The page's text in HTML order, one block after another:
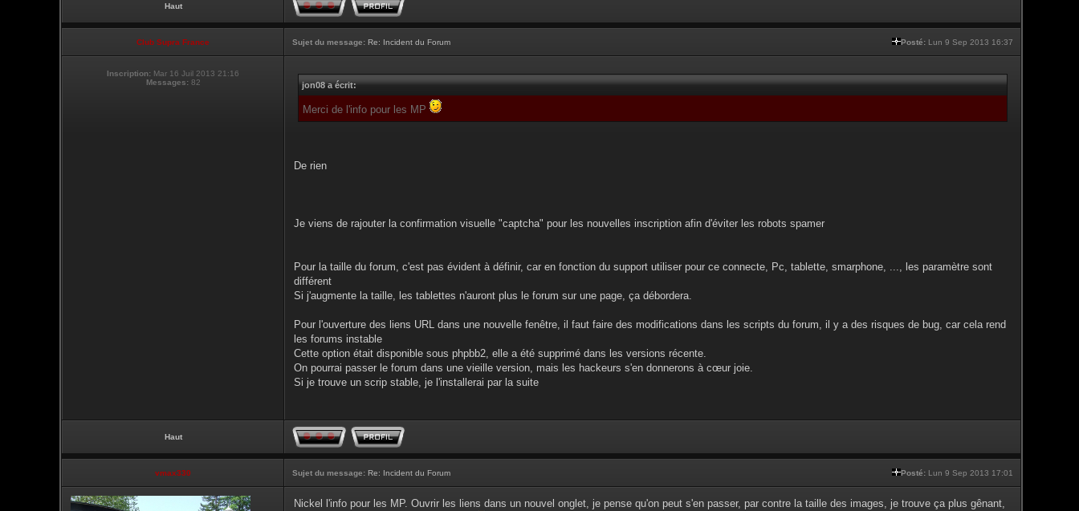
Haut
Club Supra France Sujet du message: Re: Incident du Forum Posté: Lun 9 Sep 2013 16:37
Inscription: Mar 16 Juil 2013 21:16
Messages:82 jon08 a écrit:
Merci de l'info pour les MP
De rien
Je viens de rajouter la confirmation visuelle "captcha" pour les nouvelles inscription afin d'éviter les robots spamer
Pour la taille du forum, c'est pas évident à définir, car en fonction du support utiliser pour ce connecte, Pc, tablette, smarphone, ..., les paramètre sont
différent
Si j'augmente la taille, les tablettes n'auront plus le forum sur une page, ça débordera.
Pour l'ouverture des liens URL dans une nouvelle fenêtre, il faut faire des modifications dans les scripts du forum, il y a des risques de bug, car cela rend
les forums instable
Cette option était disponible sous phpbb2, elle a été supprimé dans les versions récente.
On pourrai passer le forum dans une vieille version, mais les hackeurs s'en donnerons à cœur joie.
Si je trouve un scrip stable, je l'installerai par la suite
Haut
vmax330 Sujet du message: Re: Incident du Forum Posté: Lun 9 Sep 2013 17:01
Nickel l'info pour les MP. Ouvrir les liens dans un nouvel onglet, je pense qu'on peut s'en passer, par contre la taille des images, je trouve ça plus gênant,